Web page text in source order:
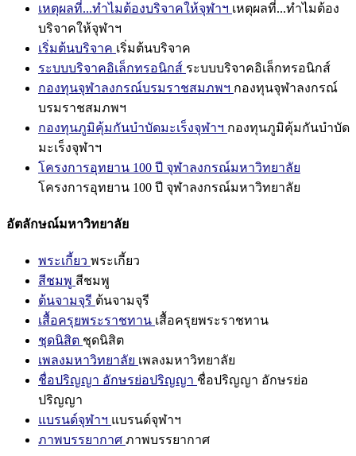
เหตุผลที่...ทำไมต้องบริจาคให้จุฬาฯ เหตุผลที่...ทำไมต้อง
บริจาคให้จุฬาฯ
เริ่มต้นบริจาค เริ่มต้นบริจาค
ระบบบริจาคอิเล็กทรอนิกส์ ระบบบริจาคอิเล็กทรอนิกส์
กองทุนจุฬาลงกรณ์บรมราชสมภพฯ กองทุนจุฬาลงกรณ์
บรมราชสมภพฯ
กองทุนภูมิคุ้มกันบำบัดมะเร็งจุฬาฯ กองทุนภูมิคุ้มกันบำบัด
มะเร็งจุฬาฯ
โครงการอุทยาน 100 ปี จุฬาลงกรณ์มหาวิทยาลัย
โครงการอุทยาน 100 ปี จุฬาลงกรณ์มหาวิทยาลัย
อัตลักษณ์มหาวิทยาลัย
พระเกี้ยว พระเกี้ยว
สีชมพู สีชมพู
ต้นจามจุรี ต้นจามจุรี
เสื้อครุยพระราชทาน เสื้อครุยพระราชทาน
ชุดนิสิต ชุดนิสิต
เพลงมหาวิทยาลัย เพลงมหาวิทยาลัย
ชื่อปริญญา อักษรย่อปริญญา ชื่อปริญญา อักษรย่อ
ปริญญา
แบรนด์จุฬาฯ แบรนด์จุฬาฯ
ภาพบรรยากาศ ภาพบรรยากาศ